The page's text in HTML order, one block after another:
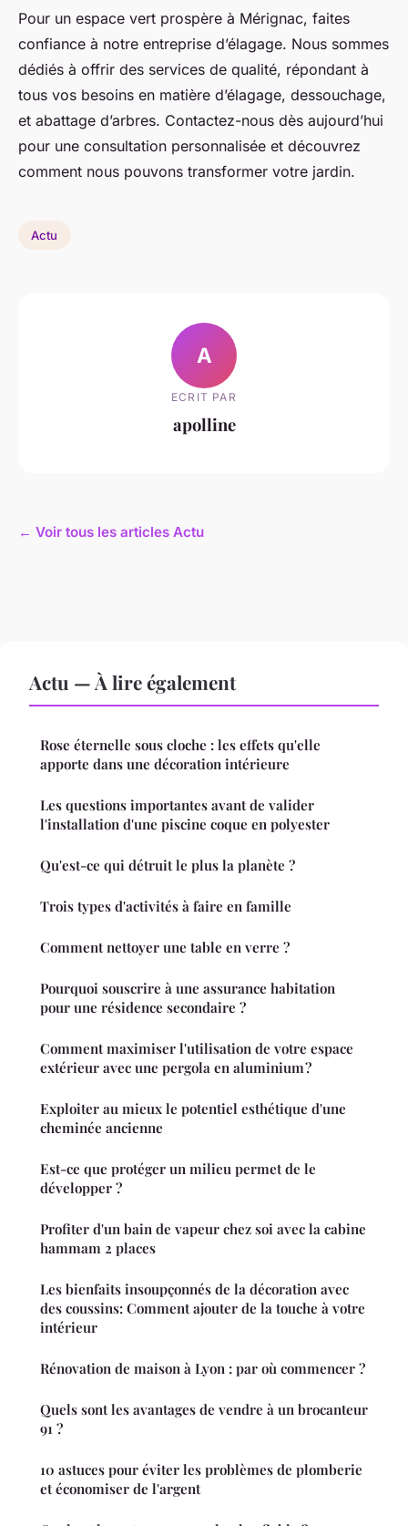
Pour un espace vert prospère à Mérignac, faites
confiance à notre entreprise d’élagage. Nous sommes
dédiés à offrir des services de qualité, répondant à
tous vos besoins en matière d’élagage, dessouchage,
et abattage d’arbres. Contactez-nous dès aujourd’hui
pour une consultation personnalisée et découvrez
comment nous pouvons transformer votre jardin.
Actu
A
ECRIT PAR
apolline
← Voir tous les articles Actu
Actu — À lire également
Rose éternelle sous cloche : les effets qu'elle
apporte dans une décoration intérieure
Les questions importantes avant de valider
l'installation d'une piscine coque en polyester
Qu'est-ce qui détruit le plus la planète ?
Trois types d'activités à faire en famille
Comment nettoyer une table en verre ?
Pourquoi souscrire à une assurance habitation
pour une résidence secondaire ?
Comment maximiser l'utilisation de votre espace
extérieur avec une pergola en aluminium ?
Exploiter au mieux le potentiel esthétique d'une
cheminée ancienne
Est-ce que protéger un milieu permet de le
développer ?
Profiter d'un bain de vapeur chez soi avec la cabine
hammam 2 places
Les bienfaits insoupçonnés de la décoration avec
des coussins: Comment ajouter de la touche à votre
intérieur
Rénovation de maison à Lyon : par où commencer ?
Quels sont les avantages de vendre à un brocanteur
91 ?
10 astuces pour éviter les problèmes de plomberie
et économiser de l'argent